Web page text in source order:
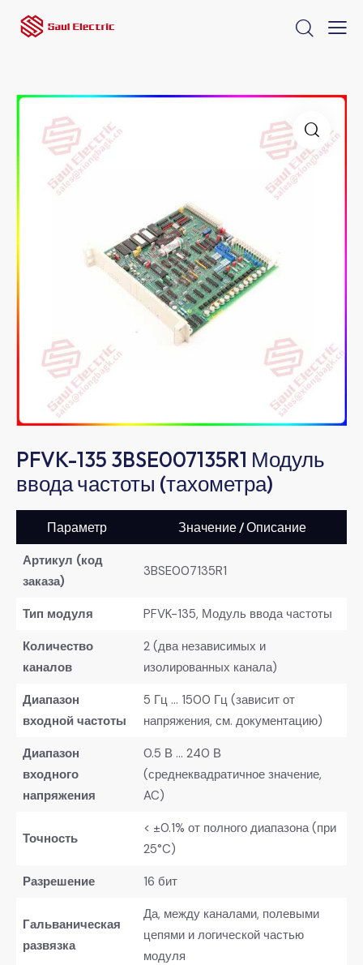
PFVK-135 3BSE007135R1 Модуль
ввода частоты (тахометра)
Параметр Значение / Описание
Артикул (код
заказа)
3BSE007135R1
Тип модуля
PFVK-135, Модуль ввода частоты
Количество
каналов
2 (два независимых и
изолированных канала)
Диапазон
входной частоты
5 Гц … 1500 Гц (зависит от
напряжения, см. документацию)
Диапазон
входного
напряжения
0.5 В … 240 В
(среднеквадратичное значение,
AC)
Точность
< ±0.1% от полного диапазона (при
25°C)
Разрешение
16 бит
Гальваническая
развязка
Да, между каналами, полевыми
цепями и логической частью
модуля